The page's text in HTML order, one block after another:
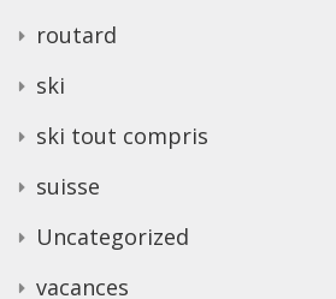
routard
ski
ski tout compris
suisse
Uncategorized
vacances